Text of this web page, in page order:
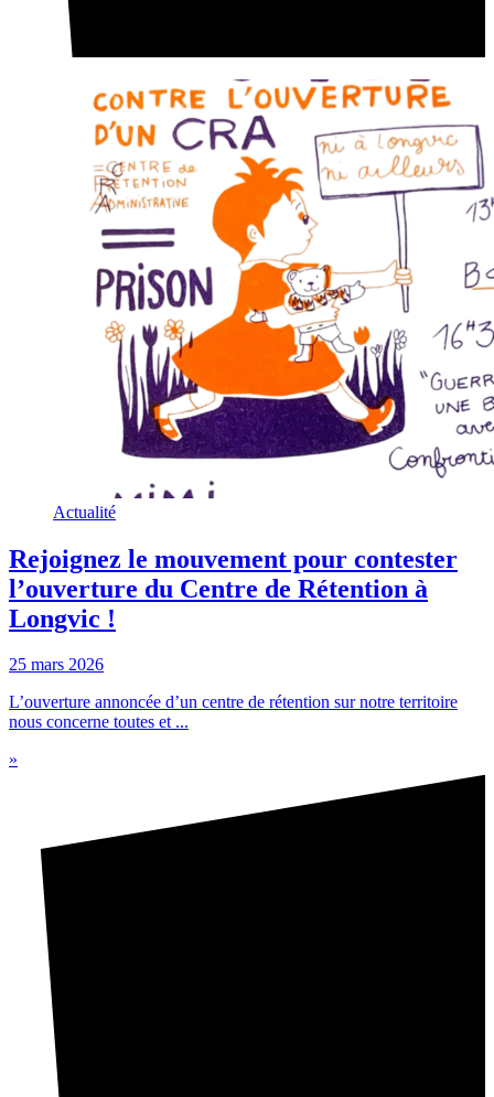
Actualité
Rejoignez le mouvement pour contester
l’ouverture du Centre de Rétention à
Longvic !
25 mars 2026
L’ouverture annoncée d’un centre de rétention sur notre territoire
nous concerne toutes et ...
»